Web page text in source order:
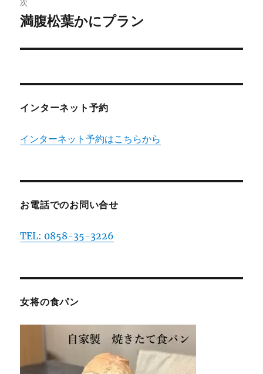
ゲ
ー
次
次
投
満腹松葉かにプラン
インターネット予約
インターネット予約はこちらから
お電話でのお問い合せ
TEL: 0858-35-3226
女将の食パン